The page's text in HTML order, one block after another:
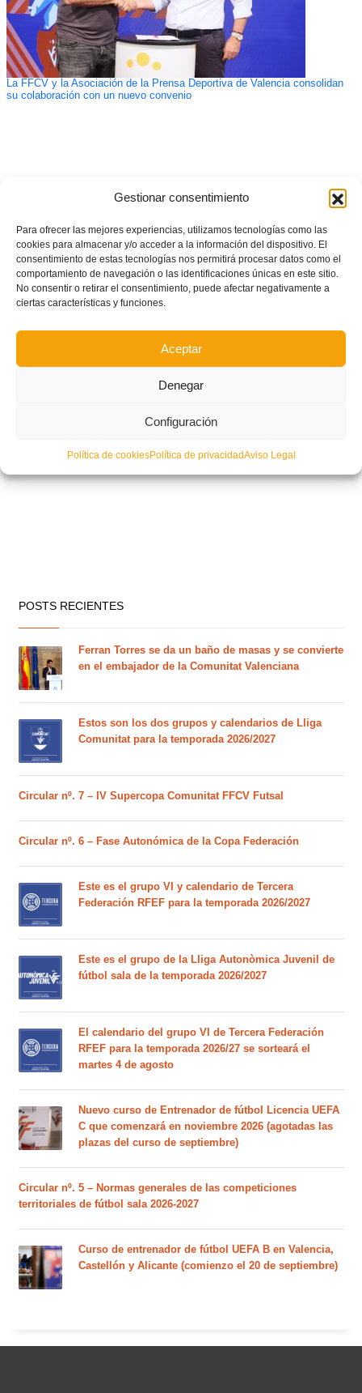
Gestionar consentimiento
Para ofrecer las mejores experiencias, utilizamos tecnologías como las
cookies para almacenar y/o acceder a la información del dispositivo. El
consentimiento de estas tecnologías nos permitirá procesar datos como el
comportamiento de navegación o las identificaciones únicas en este sitio.
No consentir o retirar el consentimiento, puede afectar negativamente a
ciertas características y funciones.
Aceptar
Denegar
Configuración
Política de cookiesPolítica de privacidadAviso Legal
La FFCV y la Asociación de la Prensa Deportiva de Valencia consolidan
su colaboración con un nuevo convenio
POSTS RECIENTES
Ferran Torres se da un baño de masas y se convierte
en el embajador de la Comunitat Valenciana
Estos son los dos grupos y calendarios de Lliga
Comunitat para la temporada 2026/2027
Circular nº. 7 – IV Supercopa Comunitat FFCV Futsal
Circular nº. 6 – Fase Autonómica de la Copa Federación
Este es el grupo VI y calendario de Tercera
Federación RFEF para la temporada 2026/2027
Este es el grupo de la Lliga Autonòmica Juvenil de
fútbol sala de la temporada 2026/2027
El calendario del grupo VI de Tercera Federación
RFEF para la temporada 2026/27 se sorteará el
martes 4 de agosto
Nuevo curso de Entrenador de fútbol Licencia UEFA
C que comenzará en noviembre 2026 (agotadas las
plazas del curso de septiembre)
Circular nº. 5 – Normas generales de las competiciones
territoriales de fútbol sala 2026-2027
Curso de entrenador de fútbol UEFA B en Valencia,
Castellón y Alicante (comienzo el 20 de septiembre)